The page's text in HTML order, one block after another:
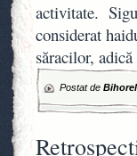
activitate.
considerat
săracilor, adică
Postat de Bihorel